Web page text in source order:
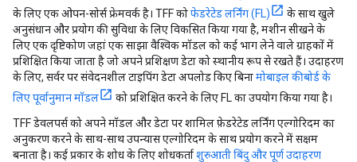
के लिए एक ओपन-सोर्स फ्रेमवर्क है। TFF कोफेडरेटेड लर्निंग (FL)
के साथ खुले
अनुसंधान और प्रयोग की सुविधा के लिए विकसित किया गया है, मशीन सीखने के
लिए एक दृष्टिकोण जहां एक साझा वैश्विक मॉडल को कई भाग लेने वाले ग्राहकों में
प्रशिक्षित किया जाता है जो अपने प्रशिक्षण डेटा को स्थानीय रूप से रखते हैं। उदाहरण
के लिए, सर्वर पर संवेदनशील टाइपिंग डेटा अपलोड किए बिनामोबाइल कीबोर्ड के
लिए पूर्वानुमान मॉडल
को प्रशिक्षित करने के लिए FL का उपयोग किया गया है।
TFF डेवलपर्स को अपने मॉडल और डेटा पर शामिल फ़ेडरेटेड लर्निंग एल्गोरिदम का
अनुकरण करने के साथ-साथ उपन्यास एल्गोरिदम के साथ प्रयोग करने में सक्षम
बनाता है। कई प्रकार के शोध के लिए शोधकर्ताशुरुआती बिंदु और पूर्ण उदाहरण